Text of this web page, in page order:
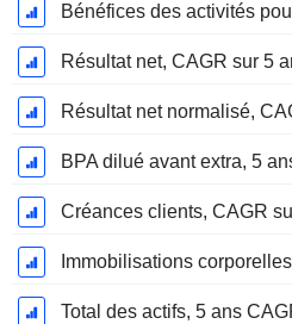
Résultat net, CAGR sur 5
Résultat net normalisé,
BPA dilué avant extra, 5
Créances clients, CAGR
Total des actifs, 5 ans